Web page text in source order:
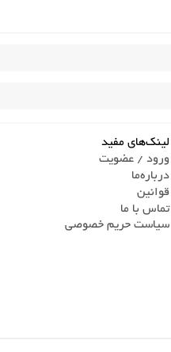
لینک‌های مفید
ورود / عضویت
درباره‌ما
قوانین
تماس ‌با ما
سیاست حریم خصوصی